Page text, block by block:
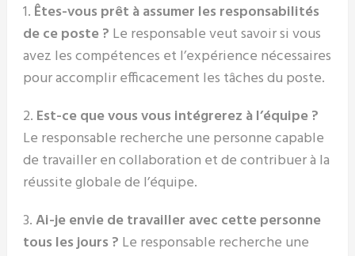
1. Êtes-vous prêt à assumer les responsabilités
de ce poste ? Le responsable veut savoir si vous
avez les compétences et l’expérience nécessaires
pour accomplir efficacement les tâches du poste.
2. Est-ce que vous vous intégrerez à l’équipe ?
Le responsable recherche une personne capable
de travailler en collaboration et de contribuer à la
réussite globale de l’équipe.
3.Ai-je envie de travailler avec cette personne
tous les jours ? Le responsable recherche une